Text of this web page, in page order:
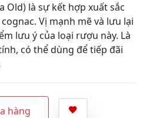
Old) là sự kết hợp xuất sắc
Vị mạnh mẽ và lưu lại
lưu ý của loại rượu này. Là
có thể dùng để tiếp đãi
hàng